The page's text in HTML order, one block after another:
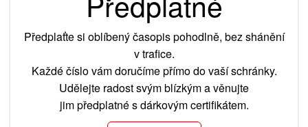
Předplaťte si oblíbený časopis pohodlně, bez shánění
v trafice.
Každé číslo vám doručíme přímo do vaší schránky.
Udělejte radost svým blízkým a věnujte
jim předplatné s dárkovým certifikátem.